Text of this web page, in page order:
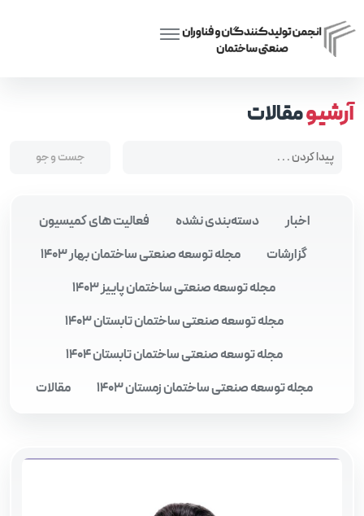
آرشیومقالات
اخبار دسته‌بندی نشده
فعالیت های کمیسیون
گزارشات
مجله توسعه صنعتی ساختمان بهار 1403
مجله توسعه صنعتی ساختمان پاییز 1403
مجله توسعه صنعتی ساختمان تابستان 1403
مجله توسعه صنعتی ساختمان تابستان 1404
مجله توسعه صنعتی ساختمان زمستان 1403
مقالات